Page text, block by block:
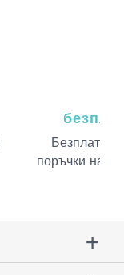
Безплатна
поръчки над